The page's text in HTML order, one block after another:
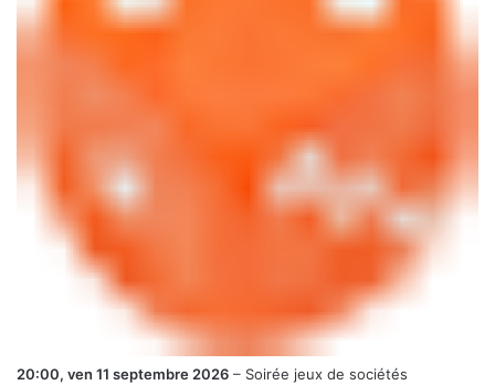
20:00, ven 11 septembre 2026 – Soirée jeux de sociétés